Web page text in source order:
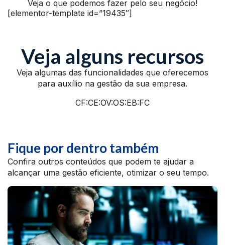
Veja o que podemos fazer pelo seu negócio!
[elementor-template id=”19435″]
Veja alguns recursos
Veja algumas das funcionalidades que oferecemos
para auxílio na gestão da sua empresa.
CF:CE:OV:OS:EB:FC
Fique por dentro também
Confira outros conteúdos que podem te ajudar a
alcançar uma gestão eficiente, otimizar o seu tempo.